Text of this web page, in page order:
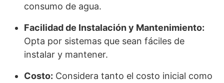
consumo de agua.
Facilidad de Instalación y Mantenimiento:
Opta por sistemas que sean fáciles de
instalar y mantener.
Costo: Considera tanto el costo inicial como